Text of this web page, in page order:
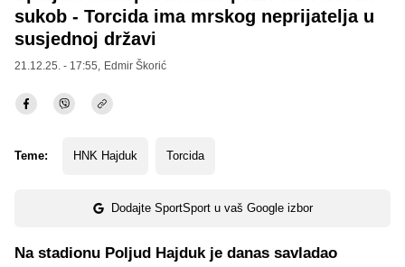
sukob - Torcida ima mrskog neprijatelja u
susjednoj državi
21.12.25. - 17:55, Edmir Škorić
Teme: HNK Hajduk Torcida
Dodajte SportSport u vaš Google izbor
Na stadionu Poljud Hajduk je danas savladao